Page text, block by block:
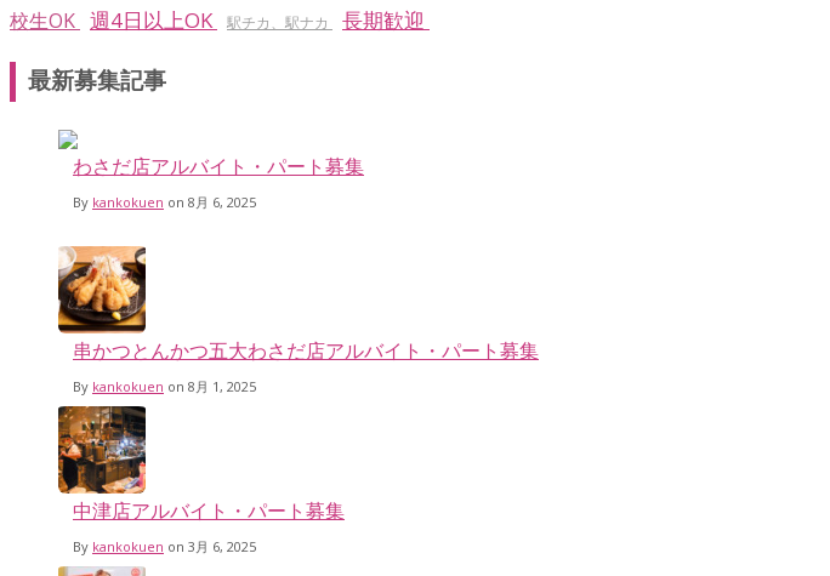
校生OK 週4日以上OK 駅チカ、駅ナカ 長期歓迎
最新募集記事
わさだ店アルバイト・パート募集
By kankokuen on 8月 6, 2025
串かつとんかつ五大わさだ店アルバイト・パート募集
By kankokuen on 8月 1, 2025
中津店アルバイト・パート募集
By kankokuen on 3月 6, 2025